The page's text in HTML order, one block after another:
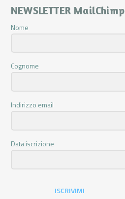
NEWSLETTER MailChimp
Nome
Cognome
Indirizzo email
Data iscrizione
ISCRIVIMI